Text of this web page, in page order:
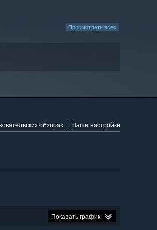
Просмотреть всех
обзорах Ваши настройки
Показать график